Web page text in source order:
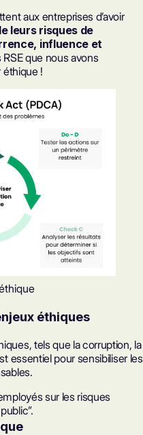
aux entreprises d’avoir
leurs risques de
influence et
que nous avons
éthique !
éthiques
tels que la corruption, la
essentiel pour sensibiliser les
sur les risques